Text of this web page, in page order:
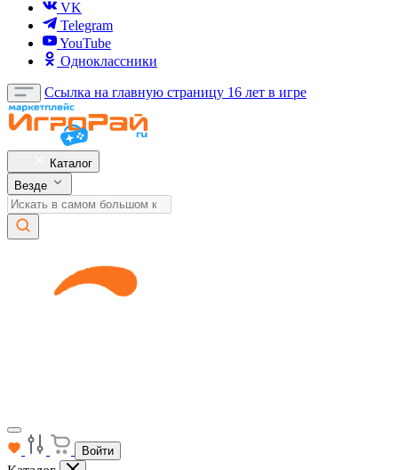
VK
Telegram
YouTube
Одноклассники
Ссылка на главную страницу 16 лет в игре
Каталог
Везде
Войти